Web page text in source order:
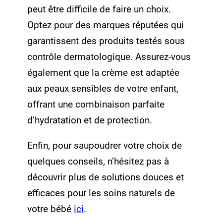
peut être difficile de faire un choix.
Optez pour des marques réputées qui
garantissent des produits testés sous
contrôle dermatologique. Assurez-vous
également que la crème est adaptée
aux peaux sensibles de votre enfant,
offrant une combinaison parfaite
d’hydratation et de protection.
Enfin, pour saupoudrer votre choix de
quelques conseils, n’hésitez pas à
découvrir plus de solutions douces et
efficaces pour les soins naturels de
votre bébé ici.